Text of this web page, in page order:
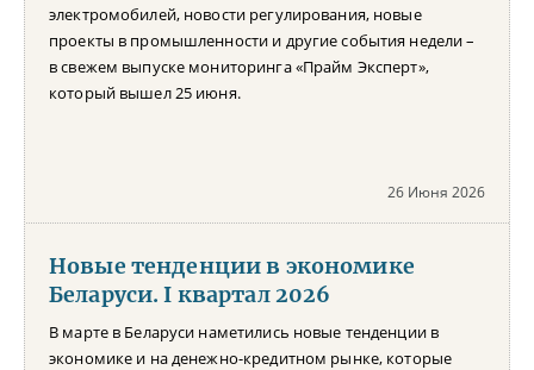
электромобилей, новости регулирования, новые
проекты в промышленности и другие события недели –
в свежем выпуске мониторинга «Прайм Эксперт»,
который вышел 25 июня.
26 Июня 2026
Новые тенденции в экономике
Беларуси. I квартал 2026
В марте в Беларуси наметились новые тенденции в
экономике и на денежно-кредитном рынке, которые